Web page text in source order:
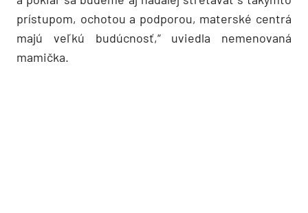
prístupom, ochotou a podporou, materské centrá
majú veľkú budúcnosť,“ uviedla nemenovaná
mamička.